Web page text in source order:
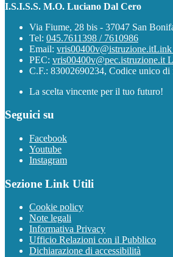
I.S.I.S.S. M.O. Luciano Dal Cero
Via Fiume, 28 bis - 37047 San
Tel: 045.7611398 / 7610986
Email: vris00400v@istruzione.itLink
PEC: vris00400v@pec.istruzione.it
C.F.: 83002690234, Codice unico
La scelta vincente per il tuo futuro!
Seguici su
Facebook
Youtube
Instagram
Sezione Link Utili
Cookie policy
Note legali
Informativa Privacy
Ufficio Relazioni con il Pubblico
Dichiarazione di accessibilità